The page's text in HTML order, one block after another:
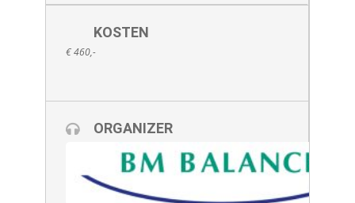
KOSTEN
€ 460,-
ORGANIZER